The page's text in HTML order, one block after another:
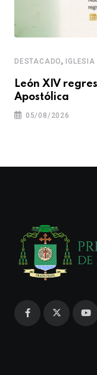
DESTACADO,IGLESIA
León XIV
Apostólica
05/08/2026